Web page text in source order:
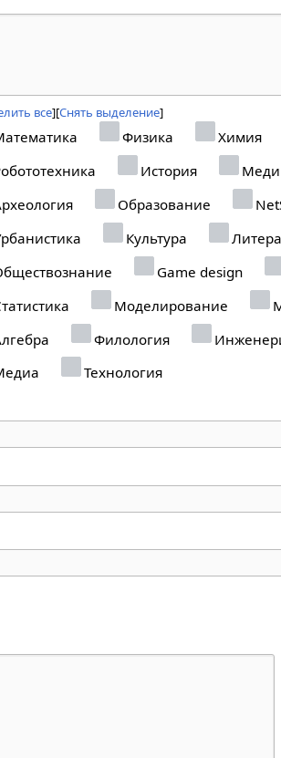
все Снять выделение
Физика
Химия
История
Образование
Культура
Game design
Моделирование
Филология
Технология